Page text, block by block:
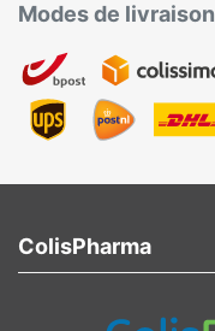
Modes de livraison
ColisPharma